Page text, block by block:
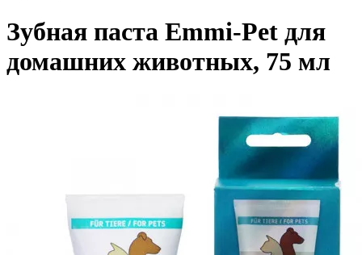
Зубная паста Emmi-Pet для
домашних животных, 75 мл